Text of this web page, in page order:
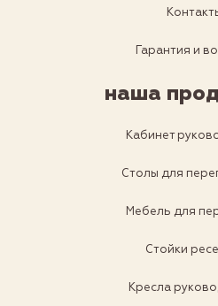
Гарантия и
наша
Кабинет
Столы для
Мебель для
Стойки
Кресла